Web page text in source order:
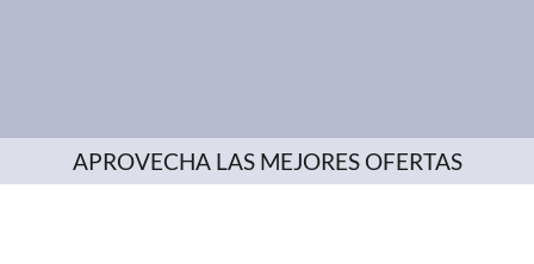
APROVECHA LAS MEJORES OFERTAS